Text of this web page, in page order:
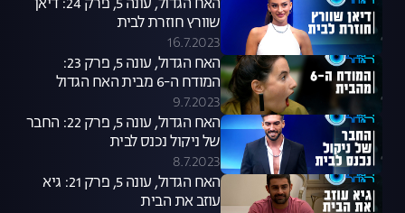
האח הגדול, עונה 5, פרק 24: דיאן
שוורץ חוזרת לבית
16.7.2023
האח הגדול, עונה 5, פרק 23:
המודח ה-6 מבית האח הגדול
9.7.2023
האח הגדול, עונה 5, פרק 22: החבר
של ניקול נכנס לבית
8.7.2023
האח הגדול, עונה 5, פרק 21: גיא
עוזב את הבית